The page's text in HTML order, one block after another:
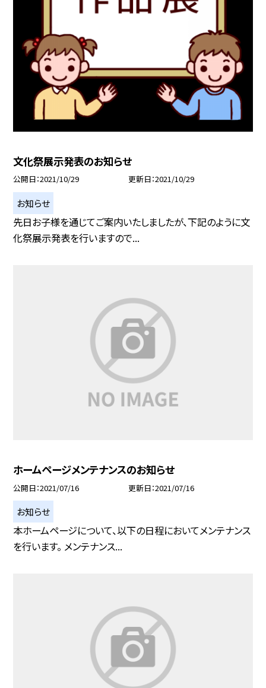
文化祭展示発表のお知らせ
公開日 2021/10/29 更新日 2021/10/29
お知らせ
先日お子様を通じてご案内いたしましたが、下記のように文
化祭展示発表を行いますので...
ホームページメンテナンスのお知らせ
公開日 2021/07/16 更新日 2021/07/16
お知らせ
本ホームページについて、以下の日程においてメンテナンス
を行います。 メンテナンス...